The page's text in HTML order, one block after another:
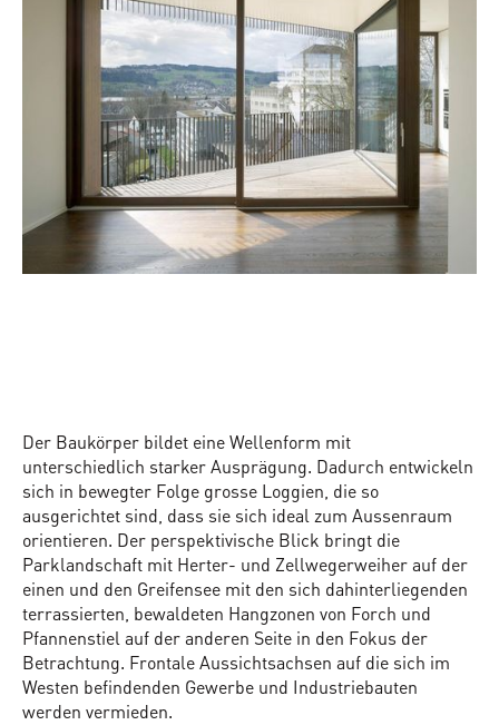
Der Baukörper bildet eine Wellenform mit
unterschiedlich starker Ausprägung. Dadurch entwickeln
sich in bewegter Folge grosse Loggien, die so
ausgerichtet sind, dass sie sich ideal zum Aussenraum
orientieren. Der perspektivische Blick bringt die
Parklandschaft mit Herter- und Zellwegerweiher auf der
einen und den Greifensee mit den sich dahinterliegenden
terrassierten, bewaldeten Hangzonen von Forch und
Pfannenstiel auf der anderen Seite in den Fokus der
Betrachtung. Frontale Aussichtsachsen auf die sich im
Westen befindenden Gewerbe und Industriebauten
werden vermieden.